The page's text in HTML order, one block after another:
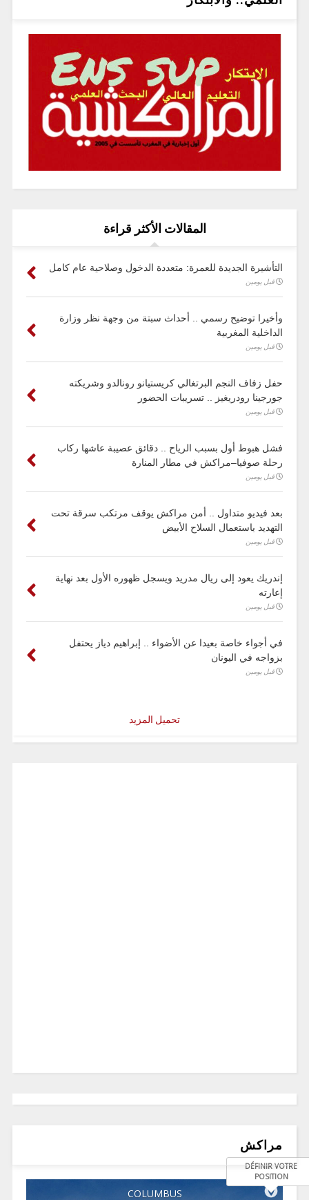
المقالات الأكثر قراءة
التأشيرة الجديدة للعمرة: متعددة الدخول وصلاحية عام كامل
قبل يومين
وأخيرا توضيح رسمي .. أحداث سبتة من وجهة نظر وزارة
الداخلية المغربية
قبل يومين
حفل زفاف النجم البرتغالي كريستيانو رونالدو وشريكته
جورجينا رودريغيز .. تسريبات الحضور
قبل يومين
فشل هبوط أول بسبب الرياح .. دقائق عصيبة عاشها ركاب
رحلة صوفيا–مراكش في مطار المنارة
قبل يومين
بعد فيديو متداول .. أمن مراكش يوقف مرتكب سرقة تحت
التهديد باستعمال السلاح الأبيض
قبل يومين
إندريك يعود إلى ريال مدريد ويسجل ظهوره الأول بعد نهاية
إعارته
قبل يومين
في أجواء خاصة بعيدا عن الأضواء .. إبراهيم دياز يحتفل
بزواجه في اليونان
قبل يومين
تحميل المزيد
مراكش
COLUMBUS
DÉFINIR VOTRE
POSITION